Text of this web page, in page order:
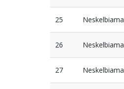
25 Neskelbiama
26 Neskelbiama
27 Neskelbiama